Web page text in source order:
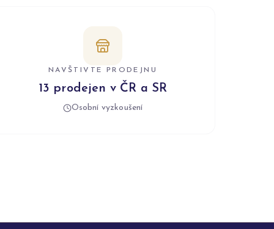
NAVŠTIVTE PRODEJNU
13 prodejen v ČR a SR
Osobní vyzkoušení